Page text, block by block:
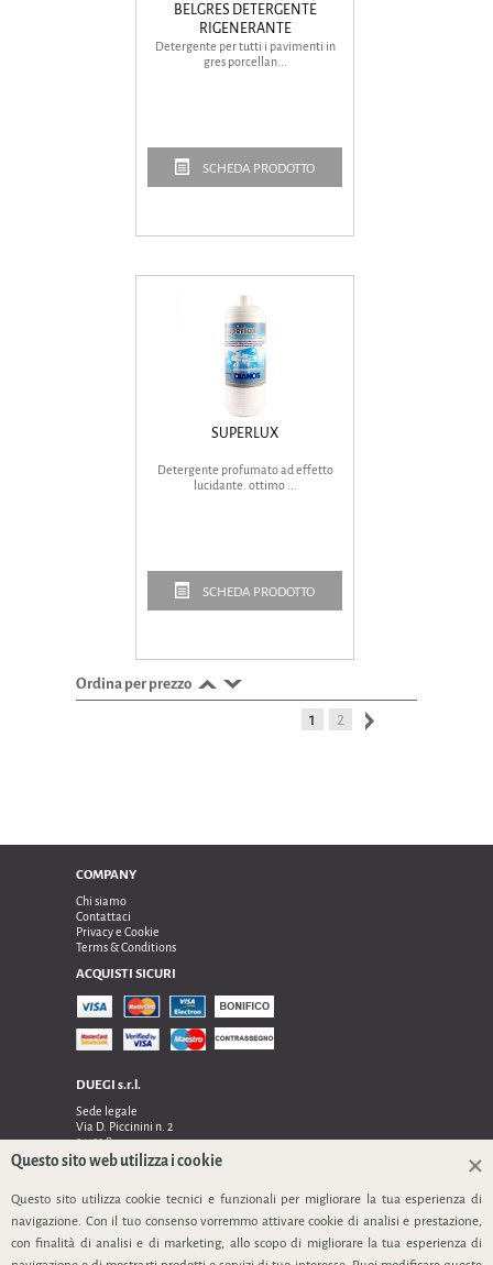
BELGRES DETERGENTE
RIGENERANTE
Detergente per tutti i pavimenti in
gres porcellan...
SCHEDA PRODOTTO
SUPERLUX
Detergente profumato ad effetto
lucidante. ottimo ...
SCHEDA PRODOTTO
1 2
Ordina per prezzo
COMPANY
Chi siamo
Contattaci
Privacy e Cookie
Terms & Conditions
ACQUISTI SICURI
DUEGI s.r.l.
Sede legale
Via D. Piccinini n. 2
24122 Bergamo
Sede operativa e amministrativa:
24048 Treviolo (Bg)
TEL 0354128024, FAX 0354129132
P.IVA 03535240166
SEGUICI
Questo sito web utilizza i cookie
Questo sito utilizza cookie tecnici e funzionali per migliorare la tua esperienza di
navigazione. Con il tuo consenso vorremmo attivare cookie di analisi e prestazione,
con finalità di analisi e di marketing, allo scopo di migliorare la tua esperienza di